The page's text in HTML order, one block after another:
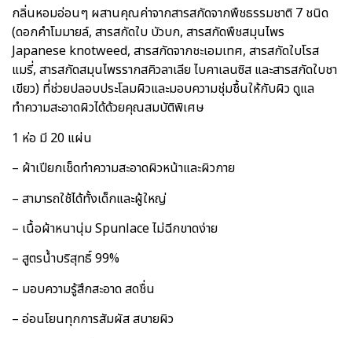
กลิ่นหอมอ่อนๆ ผสานคุณค่าจากสารสกัดจากพืชธรรมชาติ 7 ชนิด
(ดอกคำโมมายล์, สารสกัดใบ บัวบก, สารสกัดพืชสมุนไพร
Japanese knotweed, สารสกัดจากชะเอมเทศ, สารสกัดใบโรส
แมรี่, สารสกัดสมุนไพรรากสคิวลาเลีย ไบคาเลนซิส และสารสกัดใบชา
เขียว) ที่ช่วยปลอบประโลมผิวและมอบความชุ่มชื้นให้กับผิว ดูแล
ทำความสะอาดผิวได้ด้วยคุณสมบัติพิเศษ
1 ห่อ มี 20 แผ่น
– ผ้าเปียกเช็ดทำความสะอาดผิวหน้าและผิวกาย
– สามารถใช้ได้ทั้งเด็กและผู้ใหญ่
– เนื้อผ้าหนานุ่ม Spunlace ไม่ฉีกขาดง่าย
– สูตรน้ำบริสุทธิ์ 99%
– มอบความรู้สึกสะอาด สดชื่น
– อ่อนโยนทุกการสัมผัส สบายผิว